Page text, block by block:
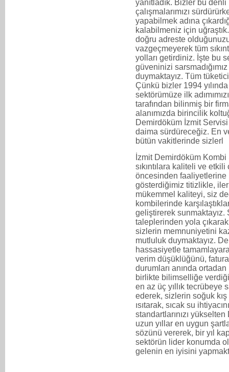
yanıtladık. Bizler bu
çalışmalarımızı
yapabilmek adına
kalabilmeniz için
doğru adreste
vazgeçmeyerek tüm
yolları getirdiniz. İşte bu
güveninizi
duymaktayız. Tüm
Çünkü bizler 1994
sektörümüze ilk
tarafından bilinmiş bir
alanımızda birincilik
Demirdöküm İzmit
daima sürdüreceğiz. En
bütün vakitlerinde sizlerl
İzmit Demirdöküm Kombi
sıkıntılara kaliteli ve
öncesinden faaliyetlerine
gösterdiğimiz titizlikle,
mükemmel kaliteyi, siz
kombilerinde
geliştirerek
taleplerinden yola çıkarak
sizlerin memnuniyetini
mutluluk duymaktayız.
hassasiyetle
verim düşüklüğünü,
durumları anında
birlikte bilimselliğe
en az üç yıllık
ederek, sizlerin soğuk
ısıtarak, sıcak su
standartlarınızı
uzun yıllar en uygun
sözünü vererek, bir yıl
sektörün lider konumda
gelenin en iyisini